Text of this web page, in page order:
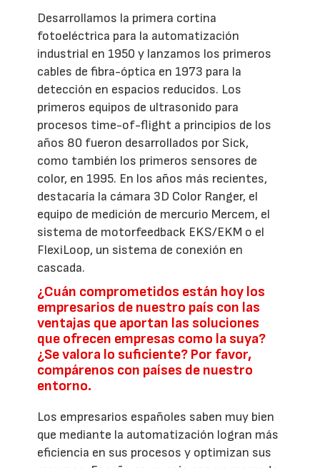
Desarrollamos la primera cortina
fotoeléctrica para la automatización
industrial en 1950 y lanzamos los primeros
cables de fibra-óptica en 1973 para la
detección en espacios reducidos. Los
primeros equipos de ultrasonido para
procesos time-of-flight a principios de los
años 80 fueron desarrollados por Sick,
como también los primeros sensores de
color, en 1995. En los años más recientes,
destacaría la cámara 3D Color Ranger, el
equipo de medición de mercurio Mercem, el
sistema de motorfeedback EKS/EKM o el
FlexiLoop, un sistema de conexión en
cascada.
¿Cuán comprometidos están hoy los
empresarios de nuestro país con las
ventajas que aportan las soluciones
que ofrecen empresas como la suya?
¿Se valora lo suficiente? Por favor,
compárenos con países de nuestro
entorno.
Los empresarios españoles saben muy bien
que mediante la automatización logran más
eficiencia en sus procesos y optimizan sus